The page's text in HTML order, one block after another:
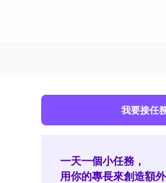
我要接任
一天一個小任務，
用你的專長來創造額